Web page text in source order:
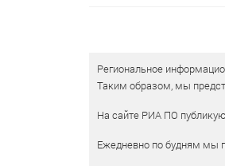
Региональное
Таким образом, мы
На сайте РИА ПО
Ежедневно по будням мы